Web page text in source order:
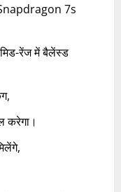
7s
रेंज में बैलेंस्ड
करेगा।